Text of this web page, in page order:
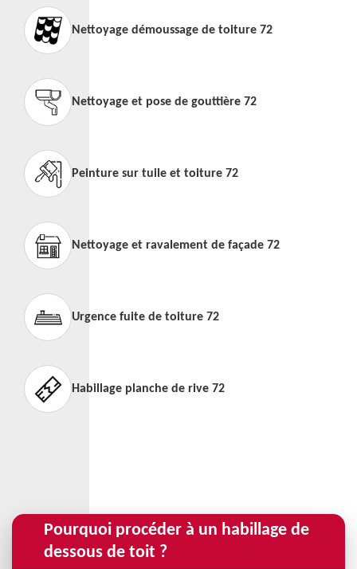
Nettoyage démoussage de toiture 72
Nettoyage et pose de gouttière 72
Peinture sur tuile et toiture 72
Nettoyage et ravalement de façade 72
Urgence fuite de toiture 72
Habillage planche de rive 72
Pourquoi procéder à un habillage de
dessous de toit ?